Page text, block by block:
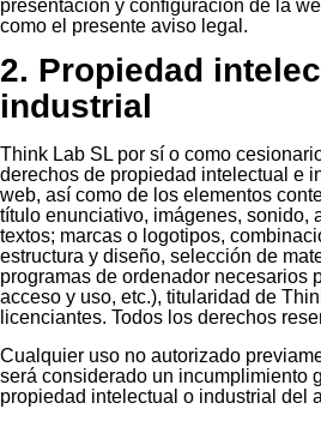
presentación y configuración de la
como el presente aviso legal.
2. Propiedad
industrial
Think Lab SL por sí o como
derechos de propiedad intelectual e
web, así como de los elementos
título enunciativo, imágenes, sonido,
textos; marcas o logotipos,
estructura y diseño, selección de
programas de ordenador necesarios
acceso y uso, etc.), titularidad de
licenciantes. Todos los derechos
Cualquier uso no autorizado
será considerado un incumplimiento
propiedad intelectual o industrial del